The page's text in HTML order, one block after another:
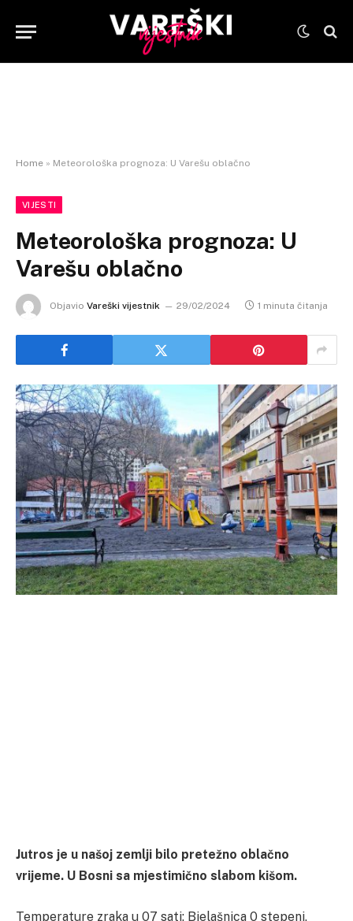
Home » Meteorološka prognoza: U Varešu oblačno
VIJESTI
Meteorološka prognoza: U
Varešu oblačno
Objavio Vareški vijestnik 29/02/2024 1 minuta čitanja
Jutros je u našoj zemlji bilo pretežno oblačno
vrijeme. U Bosni sa mjestimično slabom kišom.
Temperature zraka u 07 sati: Bjelašnica 0 stepeni,